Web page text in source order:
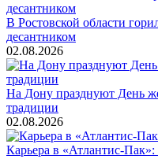
В Ростовской области
десантником
02.08.2026
На Дону празднуют День
традиции
02.08.2026
Карьера в «Атлантис-